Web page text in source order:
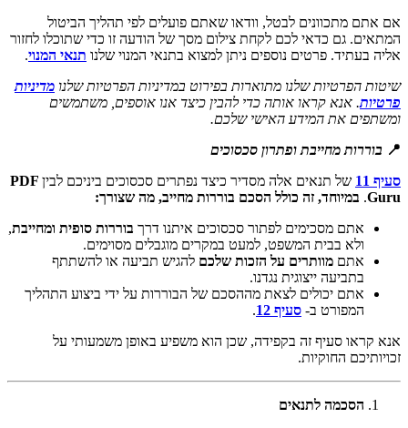
אם אתם מתכוונים לבטל, וודאו שאתם פועלים לפי תהליך הביטול
המתאים. גם כדאי לכם לקחת צילום מסך של הודעה זו כדי שתוכלו לחזור
אליה בעתיד. פרטים נוספים ניתן למצוא בתנאי המנוי שלנו תנאי המנוי.
שיטות הפרטיות שלנו מתוארות בפירוט במדיניות הפרטיות שלנו מדיניות
פרטיות. אנא קראו אותה כדי להבין כיצד אנו אוספים, משתמשים
ומשתפים את המידע האישי שלכם.
📍 בוררות מחייבת ופתרון סכסוכים
סעיף 11
של תנאים אלה מסדיר כיצד נפתרים סכסוכים ביניכם לבין PDF
Guru
. במיוחד, זה כולל הסכם בוררות מחייב, מה שצורך:
אתם מסכימים לפתור סכסוכים איתנו דרך בוררות סופית ומחייבת,
ולא בבית המשפט, למעט במקרים מוגבלים מסוימים.
אתם מוותרים על הזכות שלכם להגיש תביעה או להשתתף
בתביעה ייצוגית נגדנו.
אתם יכולים לצאת מההסכם של הבוררות על ידי ביצוע התהליך
המפורט ב- סעיף 12
.
אנא קראו סעיף זה בקפידה, שכן הוא משפיע באופן משמעותי על
זכויותיכם החוקיות.
הסכמה לתנאים